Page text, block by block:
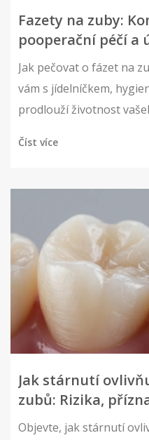
Fazety na zuby:
pooperační péčí a
Jak pečovat o fázet na
vám s jídelníčkem,
prodlouží životnost
Číst více
Jak stárnutí
zubů: Rizika,
Objevte, jak stárnutí